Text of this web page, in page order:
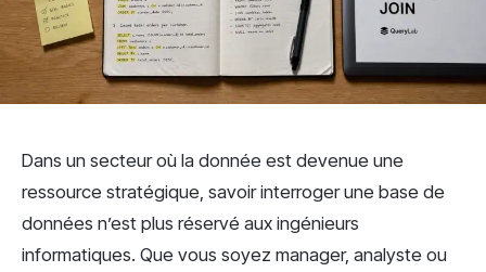
Dans un secteur où la donnée est devenue une
ressource stratégique, savoir interroger une base de
données n’est plus réservé aux ingénieurs
informatiques. Que vous soyez manager, analyste ou